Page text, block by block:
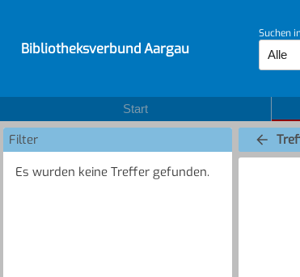
Bibliotheksverbund Aargau
Suchen
Alle
Start
Filter
Es wurden keine Treffer gefunden.